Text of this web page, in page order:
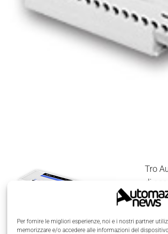
Per fornire le migliori esperienze, noi e i nostri partner
memorizzare e/o accedere alle informazioni del
Tro
di
un
di